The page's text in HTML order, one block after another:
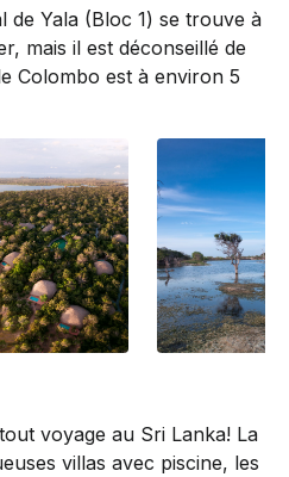
de Yala (Bloc 1) se trouve à
mais il est déconseillé de
Colombo est à environ 5
voyage au Sri Lanka! La
villas avec piscine, les